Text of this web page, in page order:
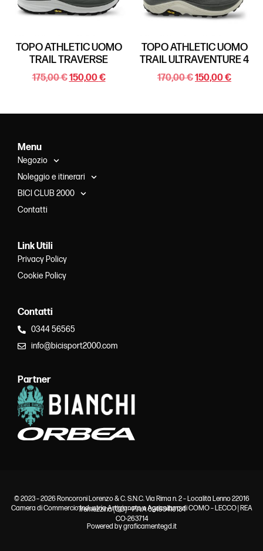
TOPO ATHLETIC UOMO
TRAIL TRAVERSE
175,00€150,00€
TOPO ATHLETIC UOMO
TRAIL ULTRAVENTURE 4
170,00€150,00€
Menu
Negozio
Noleggio e itinerari
BICI CLUB 2000
Contatti
Link Utili
Privacy Policy
Cookie Policy
Contatti
0344 56565
info@bicisport2000.com
Partner
© 2023 – 2026 Roncoroni Lorenzo & C. S.N.C. Via Rima n. 2 – Località Lenno 22016
Tremezzina (CO) – P.IVA 02493410134
Camera di Commercio Industria Artigianato e Agricoltura di COMO – LECCO | REA
CO-263714
Powered bygraficamentegd.it